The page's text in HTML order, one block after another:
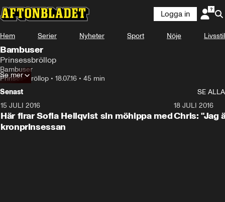
Logga in
Hem Serier Nyheter Sport Nöje Livsstil
Bambuser
Prinsessbröllop
Bambuser
Prinsessbröllop • 18.07.16 • 45 min
Se mer
Senast
SE ALLA
15 JULI 2016
Här firar Sofia Hellqvist sin möhippa med
kronprinsessan
18 JULI 2016
Chris: "Jag